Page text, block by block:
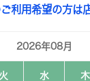
利用希望の方は
2026年08月
火 水 木